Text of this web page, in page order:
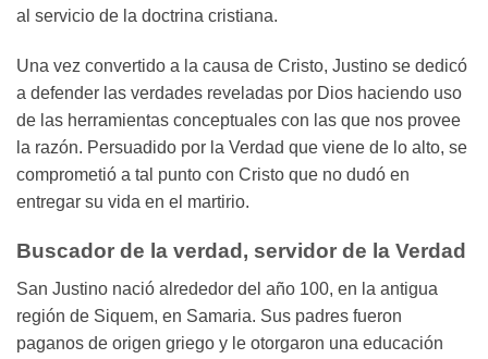
al servicio de la doctrina cristiana.
Una vez convertido a la causa de Cristo, Justino se dedicó
a defender las verdades reveladas por Dios haciendo uso
de las herramientas conceptuales con las que nos provee
la razón. Persuadido por la Verdad que viene de lo alto, se
comprometió a tal punto con Cristo que no dudó en
entregar su vida en el martirio.
Buscador de la verdad, servidor de la Verdad
San Justino nació alrededor del año 100, en la antigua
región de Siquem, en Samaria. Sus padres fueron
paganos de origen griego y le otorgaron una educación